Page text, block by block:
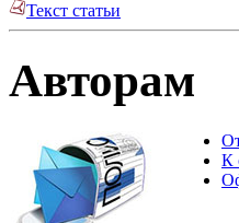
Текст статьи
Авторам
К